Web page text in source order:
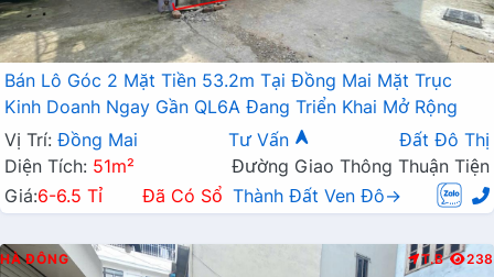
Bán Lô Góc 2 Mặt Tiền 53.2m Tại Đồng Mai Mặt Trục
Kinh Doanh Ngay Gần QL6A Đang Triển Khai Mở Rộng
Vị Trí: Đồng Mai Tư Vấn
Đất Đô Thị
Diện Tích: 51m²
Đường Giao Thông Thuận Tiện
Giá:6-6.5 Tỉ Đã Có Sổ Thành Đất Ven Đô→
HÀ ĐÔNG T.B 238